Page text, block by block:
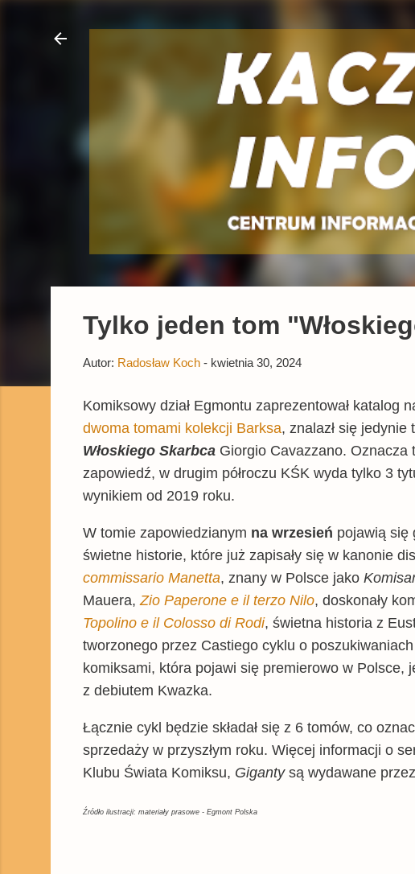
Tylko jeden tom
Autor: Radosław Koch - kwietnia 30, 2024
Komiksowy dział Egmontu zaprezentował katalog
dwoma tomami kolekcji Barksa, znalazł się
Włoskiego Skarbca Giorgio Cavazzano.
zapowiedź, w drugim półroczu KŚK wyda tylko 3
wynikiem od 2019 roku.
W tomie zapowiedzianym na wrzesień pojawią się
świetne historie, które już zapisały się w kanonie
commissario Manetta, znany w Polsce jako
Mauera, Zio Paperone e il terzo Nilo, doskonały
Topolino e il Colosso di Rodi, świetna historia z
tworzonego przez Castiego cyklu o
komiksami, która pojawi się premierowo w Polsce,
z debiutem Kwazka.
Łącznie cykl będzie składał się z 6 tomów, co
sprzedaży w przyszłym roku. Więcej informacji o
Klubu Świata Komiksu, Gigantysą wydawane
Źródło ilustracji: materiały prasowe - Egmont Polska